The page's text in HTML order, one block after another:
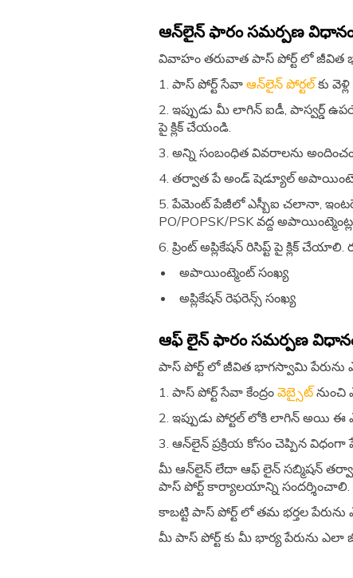
ఆన్‌లైన్ ఫారం సమర్పణ
వివాహం తరువాత పాస్ పోర్ట్ లో జీవిత
1. పాస్ పోర్ట్ సేవా ఆన్‌లైన్ పోర్టల్కు
2. ఇప్పుడు మీ లాగిన్ ఐడీ, పాస్వర్డ్
పై క్లిక్ చేయండి.
3. అన్ని సంబంధిత వివరాలను
4. తర్వాత పే అండ్ షెడ్యూల్
5. పేమెంట్ పేజీలో ఎస్బీఐ చలానా,
PO/POPSK/PSK వద్ద
6. ప్రింట్ అప్లికేషన్ రిసిప్ట్ పై క్లిక్
అపాయింట్మెంట్ సంఖ్య
అప్లికేషన్ రెఫరెన్స్ సంఖ్య
ఆఫ్ లైన్ ఫారం సమర్పణ
పాస్ పోర్ట్ లో జీవిత భాగస్వామి పేరును
1. పాస్ పోర్ట్ సేవా కేంద్రం వెబ్సైట్నుంచి
2. ఇప్పుడు పోర్టల్ లోకి లాగిన్ అయి ఈ
3. ఆన్‌లైన్ ప్రక్రియ కోసం చెప్పిన
మీ ఆన్‌లైన్ లేదా ఆఫ్ లైన్ సబ్మిషన్
పాస్ పోర్ట్ కార్యాలయాన్ని సందర్శించాలి.
కాబట్టి పాస్ పోర్ట్ లో తమ భర్తల పేరును
మీ పాస్ పోర్ట్ కు మీ భార్య పేరును ఎలా